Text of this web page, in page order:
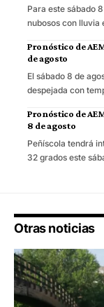
Para este sábado
nubosos con lluvia
Pronóstico de
de agosto
El sábado 8 de
despejada con
Pronóstico de
8 de agosto
Peñíscola tendrá
32 grados este
Otras noticias